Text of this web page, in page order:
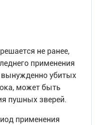
не ранее,
применения
убитых
может быть
пушных зверей.
применения